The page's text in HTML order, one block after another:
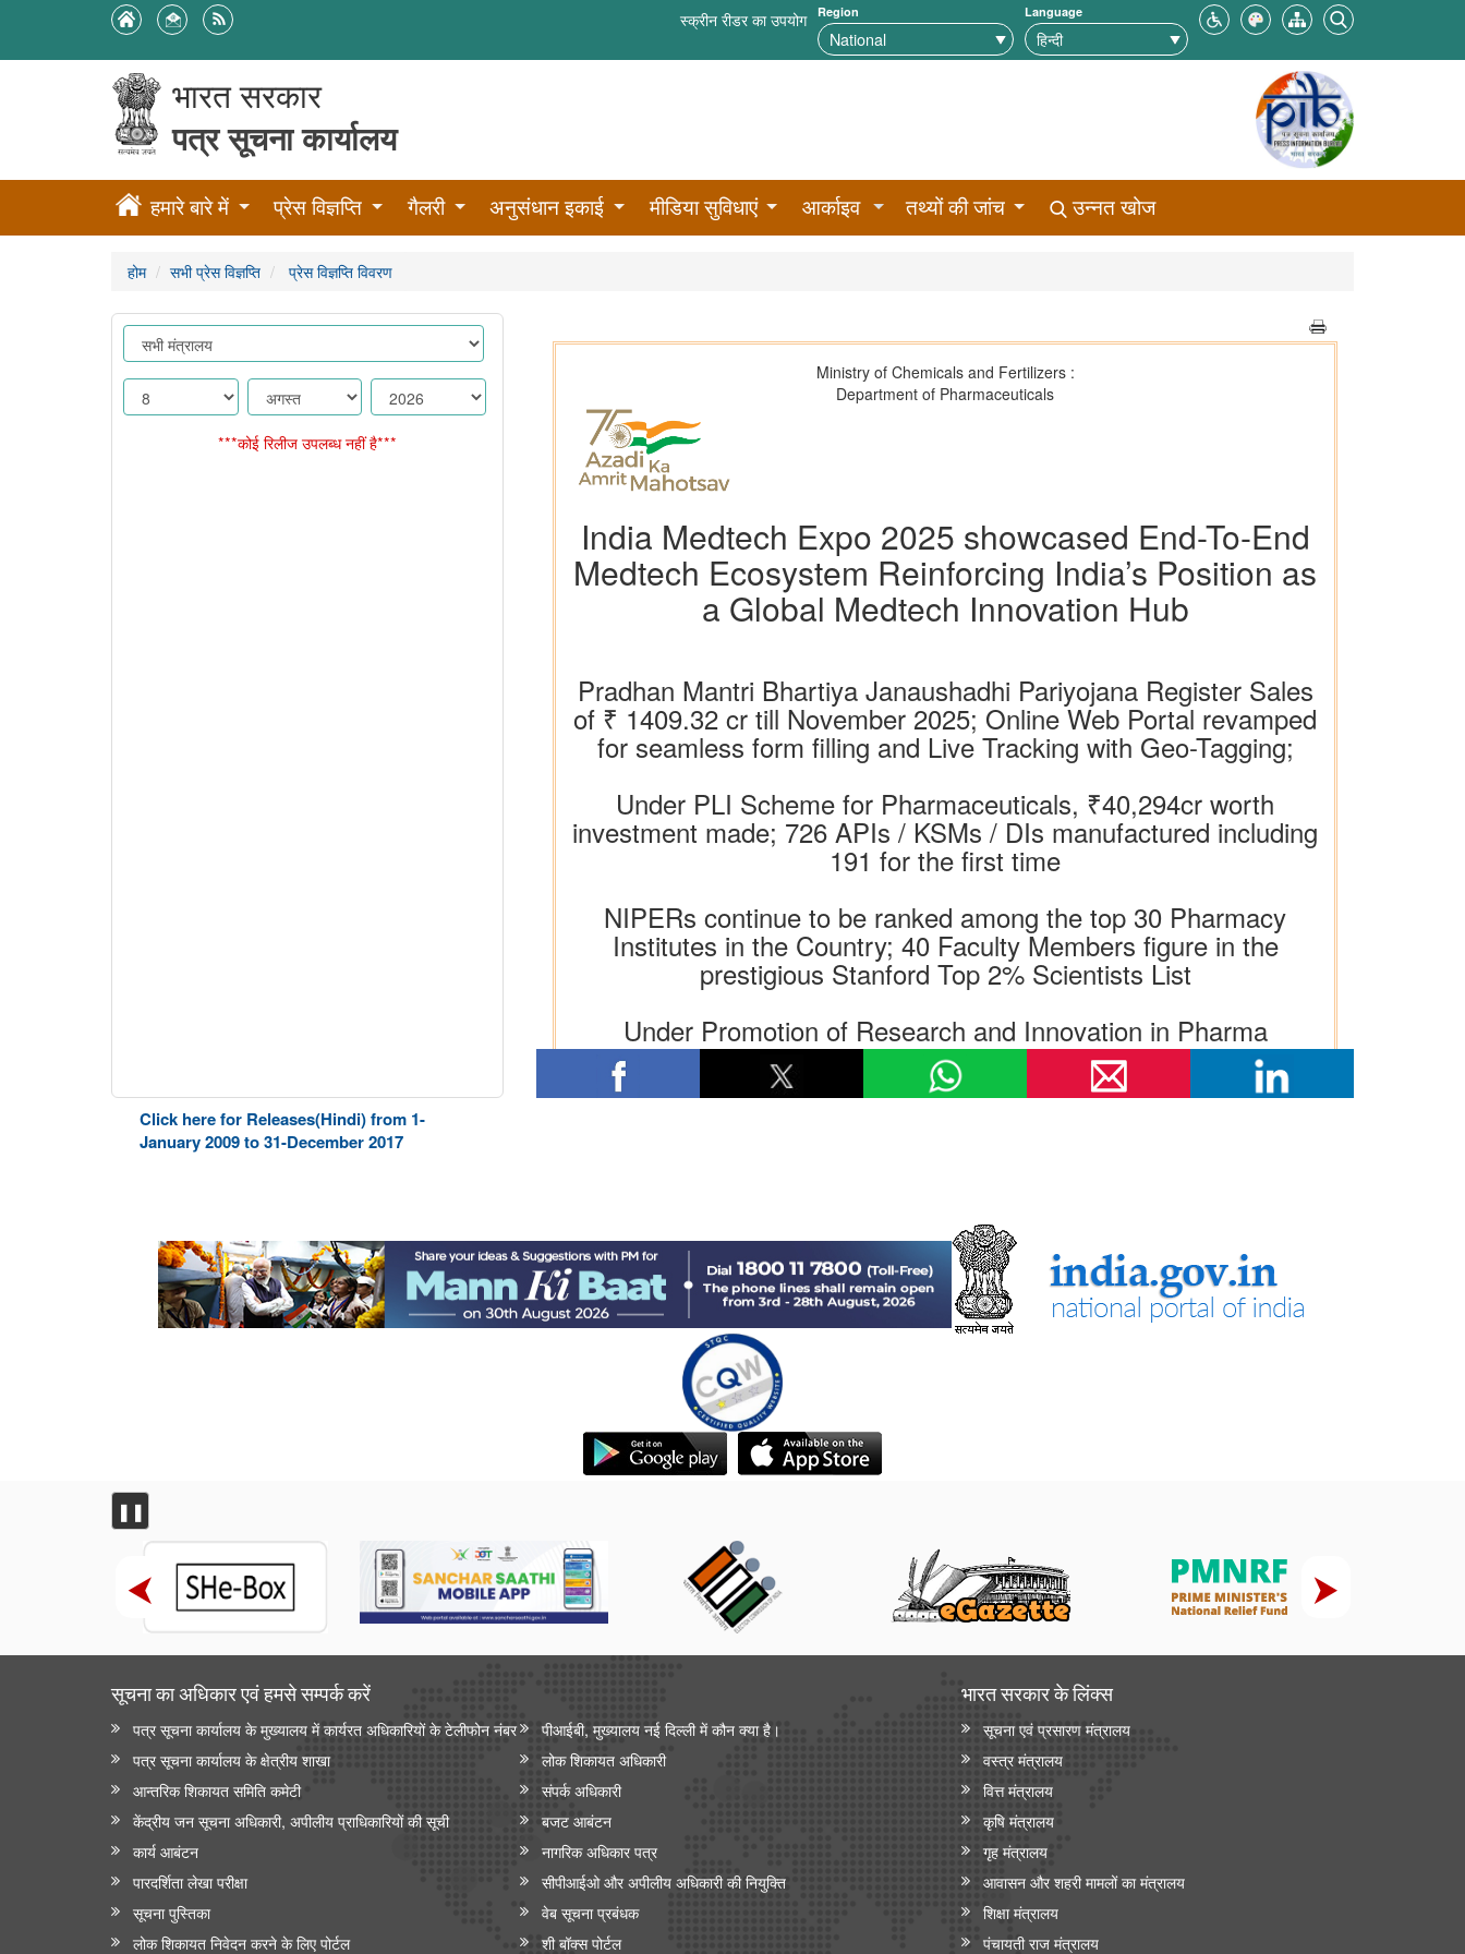
स्क्रीन रीडर का उपयोग Region Language
भारत सरकार
पत्र सूचना कार्यालय
हमारे बारे में प्रेस विज्ञप्ति गैलरी अनुसंधान इकाई मीडिया सुविधाएं आर्काइव तथ्यों की जांच उन्नत खोज
होम सभी प्रेस विज्ञप्ति प्रेस विज्ञप्ति विवरण
***कोई रिलीज उपलब्ध नहीं है***
Click here for Releases(Hindi) from 1-
January 2009 to 31-December 2017
❚❚
सूचना का अधिकार एवं हमसे सम्‍पर्क करें
पत्र सूचना कार्यालय के मुख्यालय में कार्यरत अधिकारियों के टेलीफोन नंबर
पीआईबी, मुख्यालय नई दिल्ली में कौन क्या है।
पत्र सूचना कार्यालय के क्षेत्रीय शाखा
लोक शिकायत अधिकारी
आन्‍तरिक शिकायत समिति कमेटी
संपर्क अधिकारी
केंद्रीय जन सूचना अधिकारी, अपीलीय प्राधिकारियों की सूची
बजट आबंटन
कार्य आबंटन
नागरिक अधिकार पत्र
पारदर्शिता लेखा परीक्षा
सीपीआईओ और अपी‍लीय अधिकारी की नियुक्ति
सूचना पुस्तिका
वेब सूचना प्रबंधक
लोक शिकायत निवेदन करने के लिए पोर्टल
शी बॉक्स पोर्टल
भारत सरकार के लिंक्‍स
सूचना एवं प्रसारण मंत्रालय
वस्त्र मंत्रालय
वित्त मंत्रालय
कृषि मंत्रालय
गृह मंत्रालय
आवासन और शहरी मामलों का मंत्रालय
शिक्षा मंत्रालय
पंचायती राज मंत्रालय